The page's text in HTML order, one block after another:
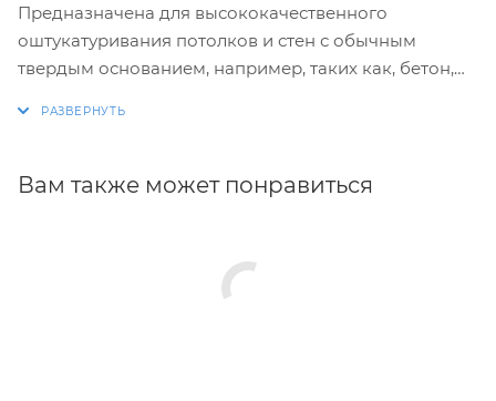
Предназначена для высококачественного
оштукатуривания потолков и стен с обычным
твердым основанием, например, таких как, бетон,
Особенно рекомендуется для гладких бетонных
Можно использовать для отделки помещений с
нормальной влажностью, а также в кухнях и ванных
Вам также может понравиться